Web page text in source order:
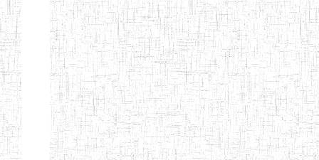
ENIEG DE
BANDJOUN
07/08/2013 ENIEG Public
ENIEG DE
DSCHANG
15/08/1983 ENIEG Public
ENBIEG DE
01/01/1974 ENIEG Public